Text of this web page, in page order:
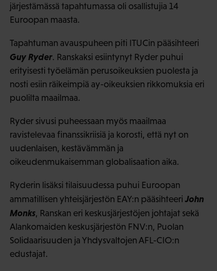
järjestämässä tapahtumassa oli osallistujia 14
Euroopan maasta.
Tapahtuman avauspuheen piti ITUCin pääsihteeri
Guy Ryder. Ranskaksi esiintynyt Ryder puhui
erityisesti työelämän perusoikeuksien puolesta ja
nosti esiin räikeimpiä ay-oikeuksien rikkomuksia eri
puolilta maailmaa.
Ryder sivusi puheessaan myös maailmaa
ravistelevaa finanssikriisiä ja korosti, että nyt on
uudenlaisen, kestävämmän ja
oikeudenmukaisemman globalisaation aika.
Ryderin lisäksi tilaisuudessa puhui Euroopan
ammatillisen yhteisjärjestön EAY:n pääsihteeri John
Monks, Ranskan eri keskusjärjestöjen johtajat sekä
Alankomaiden keskusjärjestön FNV:n, Puolan
Solidaarisuuden ja Yhdysvaltojen AFL-CIO:n
edustajat.